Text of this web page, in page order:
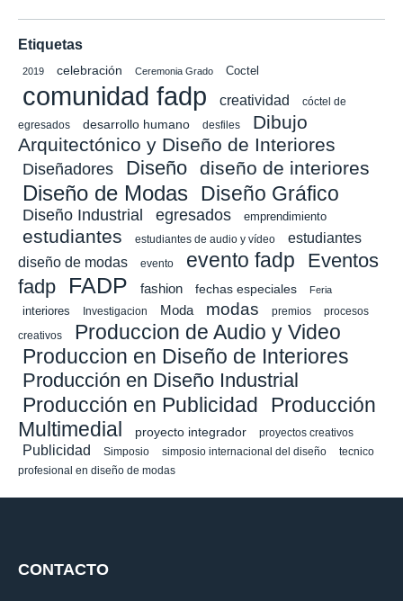
Etiquetas
2019 celebración Ceremonia Grado Coctel
comunidad fadp creatividad
cóctel de
egresados
desarrollo humano desfiles
Dibujo
Arquitectónico y Diseño de Interiores
Diseñadores Diseño diseño de interiores
Diseño de Modas Diseño Gráfico
Diseño Industrial egresados emprendimiento
estudiantes estudiantes de audio y vídeo
estudiantes
diseño de modas
evento evento fadp
Eventos
fadp
FADP fashion fechas especiales Feria
interiores Investigacion Moda modas premios procesos
creativos Produccion de Audio y Video
Produccion en Diseño de Interiores
Producción en Diseño Industrial
Producción en Publicidad
Producción
Multimedial
proyecto integrador proyectos creativos
Publicidad Simposio simposio internacional del diseño
tecnico
profesional en diseño de modas
CONTACTO